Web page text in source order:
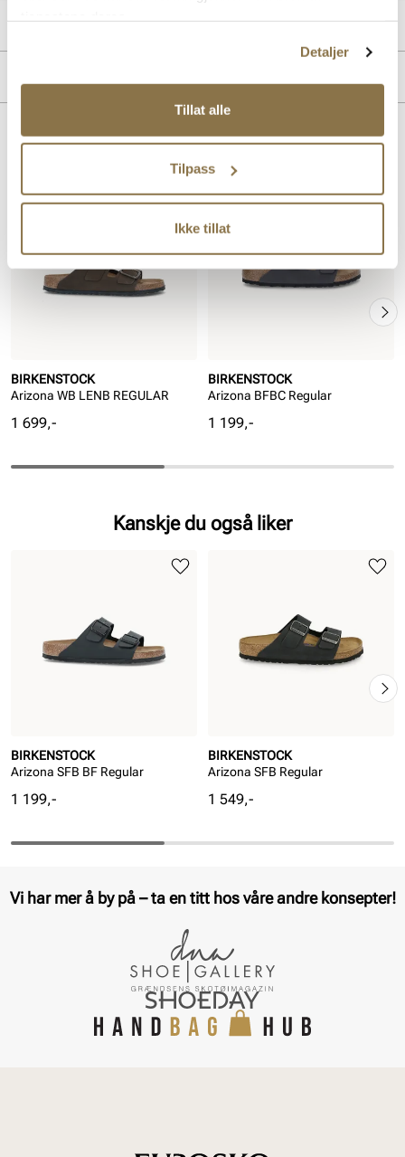
Detaljer
Tillat alle
Tilpass
Ikke tillat
Produktdetaljer
For:Skinn
Lignende produkter
BIRKENSTOCK
Arizona WB LENB REGULAR
Pris
1 699,-
BIRKENSTOCK
Arizona BFBC Regular
Pris
1 199,-
Kanskje du også liker
BIRKENSTOCK
Arizona SFB BF Regular
Pris
1 199,-
BIRKENSTOCK
Arizona SFB Regular
Pris
1 549,-
Vi har mer å by på – ta en titt hos våre andre konsepter!